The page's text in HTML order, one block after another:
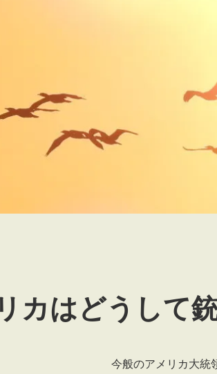
カはどうして
今般のアメリカ大統